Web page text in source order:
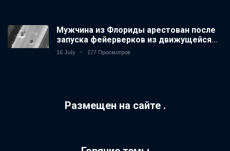
Мужчина из Флориды арестован после
запуска фейерверков из движущейся
машины
16 July 177 Просмотров
Размещен на сайте .